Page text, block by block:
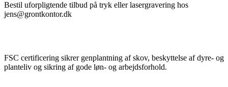
Bestil uforpligtende tilbud på tryk eller lasergravering hos
jens@grontkontor.dk
FSC certificering sikrer genplantning af skov, beskyttelse af dyre- og
planteliv og sikring af gode løn- og arbejdsforhold.